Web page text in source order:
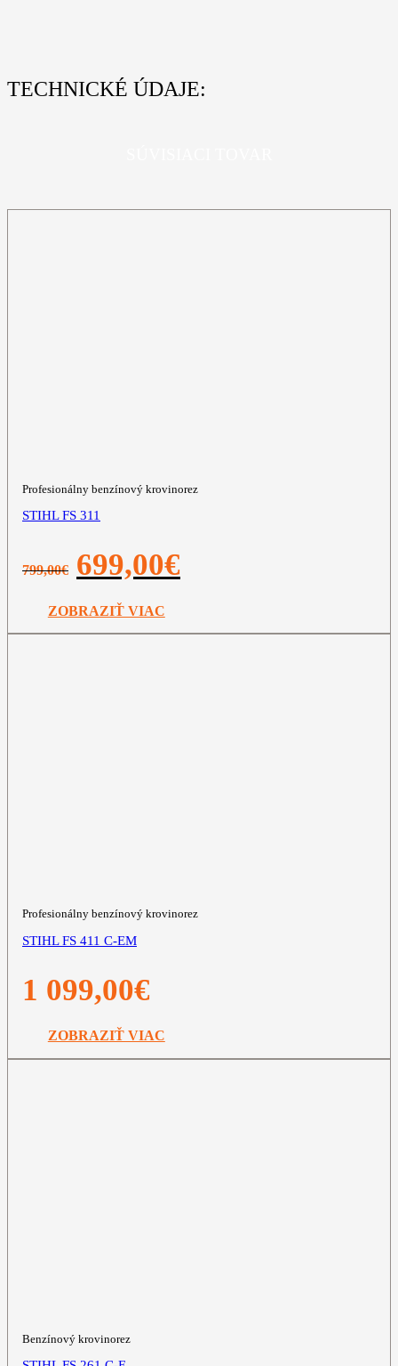
TECHNICKÉ ÚDAJE:
Profesionálny benzínový krovinorez
STIHL FS 311
799,00€
Pôvodná
cena
799,00€.
699,00€
ZOBRAZIŤ VIAC
Profesionálny benzínový krovinorez
STIHL FS 411 C-EM
1 099,00€
ZOBRAZIŤ VIAC
Benzínový krovinorez